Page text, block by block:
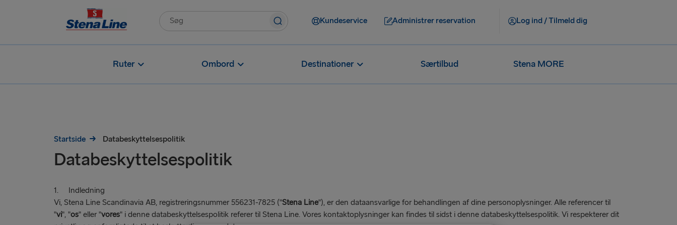
Kundeservice Administrer reservation Log ind / Tilmeld dig
Ruter Ombord Destinationer Særtilbud Stena MORE
Startside Databeskyttelsespolitik
Databeskyttelsespolitik
1. Indledning
Vi, Stena Line Scandinavia AB, registreringsnummer 556231-7825 ("Stena Line"), er den dataansvarlige for behandlingen af dine personoplysninger. Alle referencer til
"vi", "os" eller "vores" i denne databeskyttelsespolitik referer til Stena Line. Vores kontaktoplysninger kan findes til sidst i denne databeskyttelsespolitik. Vi respekterer dit